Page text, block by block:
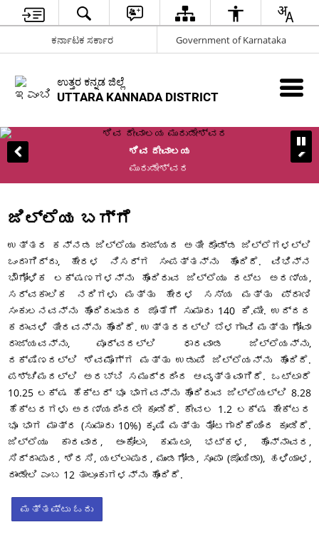
ಕರ್ನಾಟಕ ಸರ್ಕಾರ Government of Karnataka
ಉತ್ತರ ಕನ್ನಡ ಜಿಲ್ಲೆ
UTTARA KANNADA DISTRICT
ಶಿವ ದೇವಾಲಯ
ಮುರುಡೇಶ್ವರ
ಜಿಲ್ಲೆಯ ಬಗ್ಗೆ
ಉತ್ತರ ಕನ್ನಡ ಜಿಲ್ಲೆಯು ರಾಜ್ಯದ ಅತೀ ದೊಡ್ಡ ಜಿಲ್ಲೆಗಳಲ್ಲಿ
ಒಂದಾಗಿದ್ದು, ಹೇರಳ ನಿಸರ್ಗ ಸಂಪತ್ತನ್ನು ಹೊಂದಿದೆ. ವಿಭಿನ್ನ
ಭೌಗೋಳಿಕ ಲಕ್ಷಣಗಳನ್ನು ಹೊಂದಿರುವ ಜಿಲ್ಲೆಯು ದಟ್ಟ ಅರಣ್ಯ,
ಸರ್ವಕಾಲಿಕ ನದಿಗಳು ಮತ್ತು ಹೇರಳ ಸಸ್ಯ ಮತ್ತು ಪ್ರಾಣಿ
ಸಂಕುಲನವನ್ನು ಹೊಂದಿರುವುದರ ಜೊತೆಗೆ ಸುಮಾರು 140 ಕಿ.ಮೀ. ಉದ್ದದ
ಕರಾವಳಿ ತೀರವನ್ನು ಹೊಂದಿದೆ. ಉತ್ತರದಲ್ಲಿ ಬೆಳಗಾವಿ ಮತ್ತು ಗೋವಾ
ರಾಜ್ಯವನ್ನು, ಪೂರ್ವದಲ್ಲಿ ಧಾರವಾಡ ಜಿಲ್ಲೆಯನ್ನು,
ದಕ್ಷಿಣದಲ್ಲಿ ಶಿವಮೊಗ್ಗ ಮತ್ತು ಉಡುಪಿ ಜಿಲ್ಲೆಯನ್ನು ಹೊಂದಿದೆ.
ಪಶ್ಚಿಮದಲ್ಲಿ ಅರಬ್ಬಿ ಸಮುದ್ರದಿಂದ ಆವೃತ್ತವಾಗಿದೆ. ಒಟ್ಟಾರೆ
10.25 ಲಕ್ಷ ಹೆಕ್ಟರ್ ಭೂ ಭಾಗವನ್ನು ಹೊಂದಿರುವ ಜಿಲ್ಲೆಯಲ್ಲಿ 8.28
ಹೆಕ್ಟರಗಳು ಅರಣ್ಯದಿಂದಲೇ ಕೂಡಿದೆ. ಕೇವಲ 1.2 ಲಕ್ಷ ಹೇಕ್ಟರ
ಭೂ ಭಾಗ ಮಾತ್ರ (ಸುಮಾರು 10%) ಕೃಷಿ ಮತ್ತು ತೋಟಗಾರಿಕೆಯಿಂದ ಕೂಡಿದೆ.
ಜಿಲ್ಲೆಯು ಕಾರವಾರ, ಅಂಕೋಲಾ, ಕುಮಟಾ, ಭಟ್ಕಳ, ಹೊನ್ನಾವರ,
ಸಿದ್ದಾಪುರ, ಶಿರಸಿ, ಯಲ್ಲಾಪುರ, ಮುಂಡಗೋಡ, ಸೂಪಾ (ಜೊಯಿಡಾ), ಹಳಿಯಾಳ,
ದಾಂಡೇಲಿ ಎಂಬ 12 ತಾಲೂಕುಗಳನ್ನು ಹೊಂದಿದೆ.
ಮತ್ತಷ್ಟು ಓದು